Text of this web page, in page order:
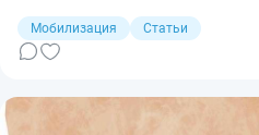
категорию запасников. Поэтому
вопрос: пишут ли в военном
можно узнать?
Мобилизация
Статьи